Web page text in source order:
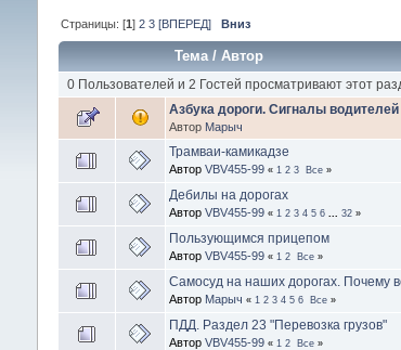
Страницы: [1] 2 3 [ВПЕРЕД] Вниз
Тема/ Автор
0 Пользователей и 2 Гостей просматривают этот
Азбука дороги. Сигналы водителей
Автор Марыч
Трамваи-камикадзе
Автор VBV455-99 « 1 2 3 Все»
Дебилы на дорогах
Автор VBV455-99 « 1 2 3 4 5 6 32»
Пользующимся прицепом
Автор VBV455-99 « 1 2 Все»
Самосуд на наших дорогах. Почему
Автор Марыч « 1 2 3 4 5 6 Все»
ПДД. Раздел 23 "Перевозка грузов"
Автор VBV455-99 « 1 2 Все»